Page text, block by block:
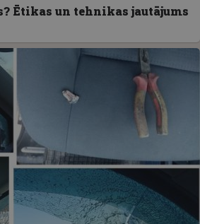
Ētikas un tehnikas jautājums